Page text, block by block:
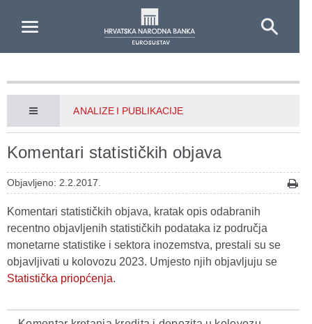
ANALIZE I PUBLIKACIJE
Komentari statističkih objava
Objavljeno: 2.2.2017.
Komentari statističkih objava, kratak opis odabranih
recentno objavljenih statističkih podataka iz područja
monetarne statistike i sektora inozemstva, prestali su se
objavljivati u kolovozu 2023. Umjesto njih objavljuju se
Statistička priopćenja.